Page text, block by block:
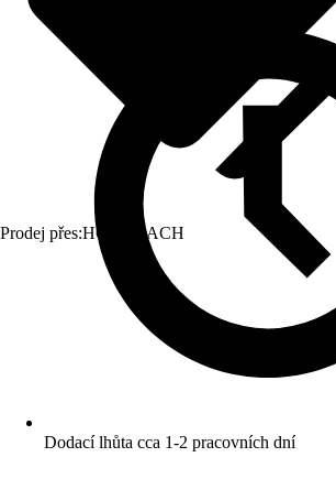
Prodej přes:HORNBACH
Dodací lhůta cca 1-2 pracovních dní